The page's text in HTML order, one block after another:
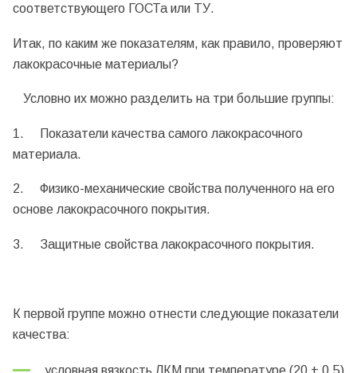
соответствующего ГОСТа или ТУ.
Итак, по каким же показателям, как правило, проверяют
лакокрасочные материалы?
Условно их можно разделить на три большие группы:
1. Показатели качества самого лакокрасочного
материала.
2. Физико-механические свойства полученного на его
основе лакокрасочного покрытия.
3. Защитные свойства лакокрасочного покрытия.
К первой группе можно отнести следующие показатели
качества:
условная вязкость ЛКМ при температуре (20 ± 0,5)